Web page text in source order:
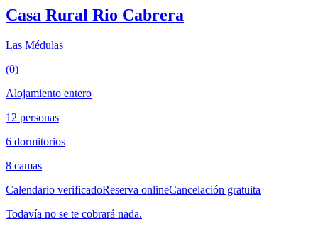
Casa Rural Rio Cabrera
Las Médulas
(0)
Alojamiento entero
12 personas
6 dormitorios
8 camas
Calendario verificadoReserva onlineCancelación gratuita
Todavía no se te cobrará nada.